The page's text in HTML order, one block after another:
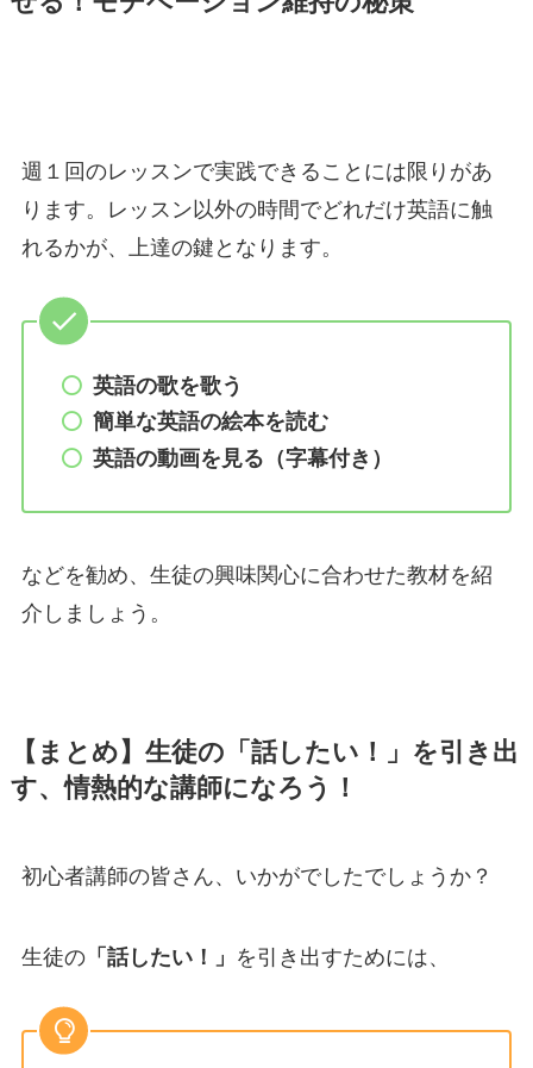
週１回のレッスンで実践できることには限りがあ
ります。レッスン以外の時間でどれだけ英語に触
れるかが、上達の鍵となります。
英語の歌を歌う
簡単な英語の絵本を読む
英語の動画を見る（字幕付き）
などを勧め、生徒の興味関心に合わせた教材を紹
介しましょう。
【まとめ】生徒の「話したい！」を引き出
す、情熱的な講師になろう！
初心者講師の皆さん、いかがでしたでしょうか？
生徒の「話したい！」 を引き出すためには、